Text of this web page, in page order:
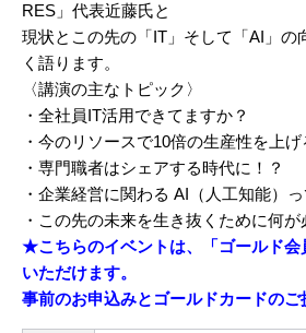
RES」代表近藤氏と
現状とこの先の「IT」そして「AI」の
く語ります。
〈講演の主なトピック〉
・全社員IT活用できてますか？
・今のリソースで10倍の生産性を上げ
・専門職者はシェアする時代に！？
・企業経営に関わる AI（人工知能）
・この先の未来を生き抜くために何が
★こちらのイベントは、「ゴールド
いただけます。
事前のお申込みとゴールドカードのご